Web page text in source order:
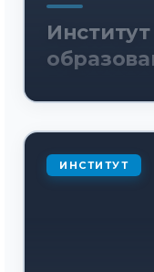
ИНСТИТУТ